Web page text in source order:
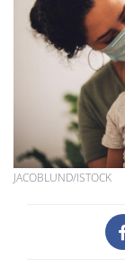
JACOBLUND/ISTOCK